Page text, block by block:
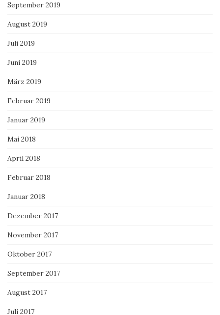
September 2019
August 2019
Juli 2019
Juni 2019
März 2019
Februar 2019
Januar 2019
Mai 2018
April 2018
Februar 2018
Januar 2018
Dezember 2017
November 2017
Oktober 2017
September 2017
August 2017
Juli 2017